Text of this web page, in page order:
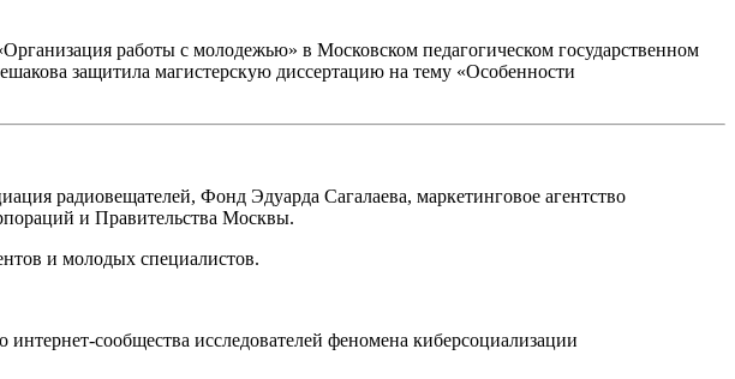
работы с молодежью» в Московском педагогическом государственном
защитила магистерскую диссертацию на тему «Особенности
радиовещателей, Фонд Эдуарда Сагалаева, маркетинговое агентство
и Правительства Москвы.
и молодых специалистов.
интернет-сообщества исследователей феномена киберсоциализации